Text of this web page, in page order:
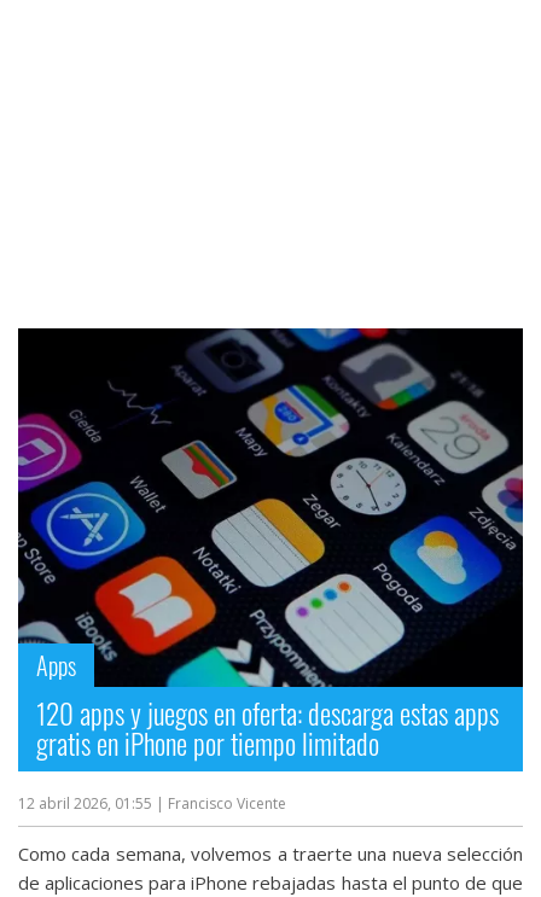
Apps
120 apps y juegos en oferta: descarga estas apps
gratis en iPhone por tiempo limitado
12 abril 2026, 01:55 | Francisco Vicente
Como cada semana, volvemos a traerte una nueva selección
de aplicaciones para iPhone rebajadas hasta el punto de que